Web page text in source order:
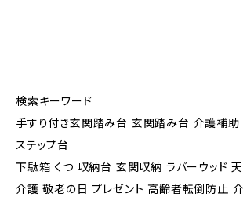
検索キーワード
手すり付き玄関踏み台 玄関踏み台 介護補
ステップ台
下駄箱 くつ 収納台 玄関収納 ラバーウッド
介護 敬老の日 プレゼント 高齢者転倒防止